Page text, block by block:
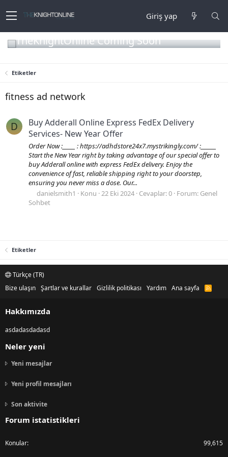
Giriş yap
TheKnightOnline Coming Soon
Etiketler
fitness ad network
D
Buy Adderall Online Express FedEx Delivery
Services- New Year Offer
Order Now :_____ : https://adhdstore24x7.mystrikingly.com/ :______
Start the New Year right by taking advantage of our special offer to
buy Adderall online with express FedEx delivery. Enjoy the
convenience of fast, reliable shipping right to your doorstep,
ensuring you never miss a dose. Our...
danielsmith1
Konu 22 Eki 2024 Cevaplar: 0 Forum: Genel
Sohbet
Etiketler
Türkçe (TR)
Bize ulaşın Şartlar ve kurallar Gizlilik politikası Yardım Ana sayfa
R
S
Hakkımızda
asdadasdadasd
Neler yeni
Yeni mesajlar
Yeni profil mesajları
Son aktivite
Forum istatistikleri
Konular 99,615